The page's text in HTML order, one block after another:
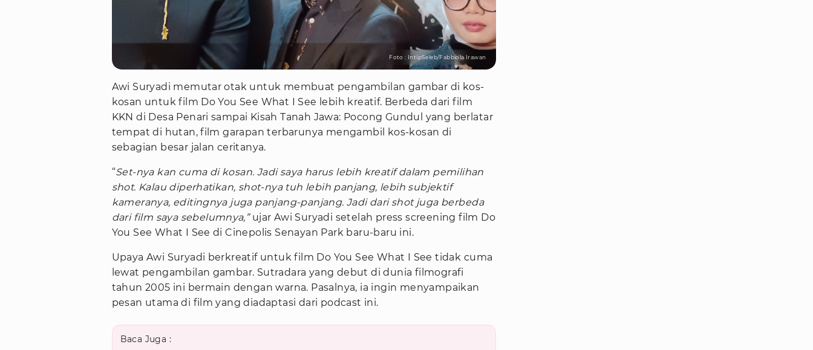
Foto : IntipSeleb/Fabbiola Irawan
Awi Suryadi memutar otak untuk membuat pengambilan gambar di kos-
kosan untuk film Do You See What I See lebih kreatif. Berbeda dari film
KKN di Desa Penari sampai Kisah Tanah Jawa: Pocong Gundul yang berlatar
tempat di hutan, film garapan terbarunya mengambil kos-kosan di
sebagian besar jalan ceritanya.
“Set-nya kan cuma di kosan. Jadi saya harus lebih kreatif dalam pemilihan
shot. Kalau diperhatikan, shot-nya tuh lebih panjang, lebih subjektif
kameranya, editingnya juga panjang-panjang. Jadi dari shot juga berbeda
dari film saya sebelumnya,” ujar Awi Suryadi setelah press screening film Do
You See What I See di Cinepolis Senayan Park baru-baru ini.
Upaya Awi Suryadi berkreatif untuk film Do You See What I See tidak cuma
lewat pengambilan gambar. Sutradara yang debut di dunia filmografi
tahun 2005 ini bermain dengan warna. Pasalnya, ia ingin menyampaikan
pesan utama di film yang diadaptasi dari podcast ini.
Baca Juga :